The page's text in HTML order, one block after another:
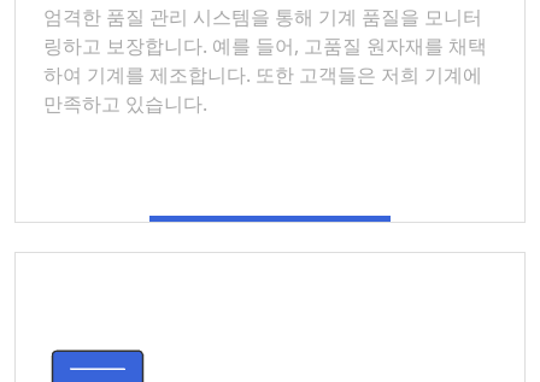
엄격한 품질 관리 시스템을 통해 기계 품질을 모니터
링하고 보장합니다. 예를 들어, 고품질 원자재를 채택
하여 기계를 제조합니다. 또한 고객들은 저희 기계에
만족하고 있습니다.